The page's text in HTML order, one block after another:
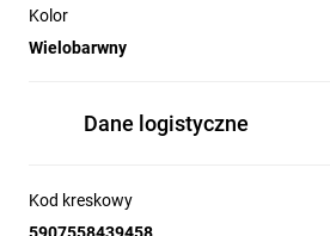
Kolor
Wielobarwny
Dane logistyczne
Kod kreskowy